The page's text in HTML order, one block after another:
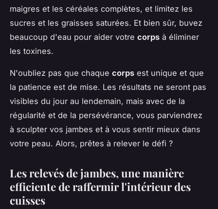
maigres et les céréales complètes, et limitez les
sucres et les graisses saturées. Et bien sûr, buvez
beaucoup d'eau pour aider votre corps à éliminer
les toxines.
N'oubliez pas que chaque corps est unique et que
la patience est de mise. Les résultats ne seront pas
visibles du jour au lendemain, mais avec de la
régularité et de la persévérance, vous parviendrez
à sculpter vos jambes et à vous sentir mieux dans
votre peau. Alors, prêtes à relever le défi ?
Les relevés de jambes, une manière
efficiente de raffermir l'intérieur des
cuisses